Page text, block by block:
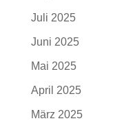
Juli 2025
Juni 2025
Mai 2025
April 2025
März 2025